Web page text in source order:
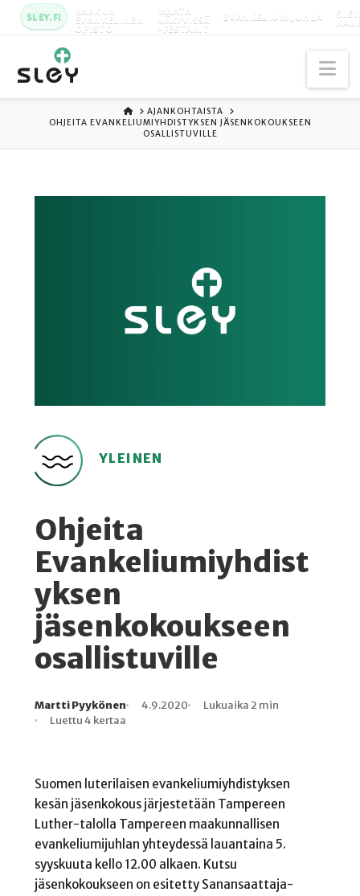
SLEY.FI KARKUN
EVANKELINEN
OPISTO
MAATA
NÄKYVISSÄ
-FESTARIT
EVANKELIUMIJUHLA
ETUSIVU
AJANKOHTAISTA
OHJEITA EVANKELIUMIYHDISTYKSEN JÄSENKOKOUKSEEN
OSALLISTUVILLE
YLEINEN
Ohjeita
Evankeliumiyhdist
yksen
jäsenkokoukseen
osallistuville
Kirjoittaja
Martti Pyykönen
Julkaistu
4.9.2020
Lukuaika
Lukuaika 2 min
Lukukertoja
Luettu 4 kertaa
Suomen luterilaisen evankeliumiyhdistyksen
kesän jäsenkokous järjestetään Tampereen
Luther-talolla Tampereen maakunnallisen
evankeliumijuhlan yhteydessä lauantaina 5.
syyskuuta kello 12.00 alkaen. Kutsu
jäsenkokoukseen on esitetty Sanansaattaja-